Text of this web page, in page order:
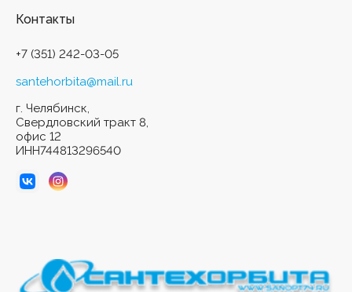
Контакты
+7 (351) 242-03-05
santehorbita@mail.ru
г. Челябинск,
Свердловский тракт 8,
офис 12
ИНН744813296540